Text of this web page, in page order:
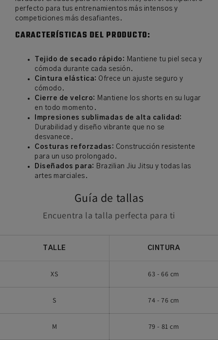
perfecto para tus entrenamientos más intensos y
competiciones más desafiantes.
CARACTERÍSTICAS DEL PRODUCTO:
Tejido de secado rápido: Mantiene tu piel seca y
cómoda durante cada sesión.
Cintura elástica: Ofrece un ajuste seguro y
cómodo.
Cierre de velcro: Mantiene los shorts en su lugar
en todo momento.
Impresiones sublimadas de alta calidad:
Durabilidad y diseño vibrante que no se
desvanece.
Costuras reforzadas: Construcción resistente
para un uso prolongado.
Diseñados para: Brazilian Jiu Jitsu y todas las
artes marciales.
Guía de tallas
Encuentra la talla perfecta para ti
TALLE CINTURA
XS 63 - 66 cm
S 74 - 76 cm
M 79 - 81 cm